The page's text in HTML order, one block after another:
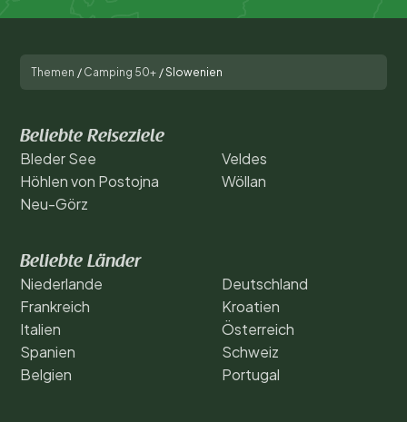
Themen / Camping 50+ /Slowenien
Beliebte Reiseziele
Bleder See
Höhlen von Postojna
Neu-Görz
Veldes
Wöllan
Beliebte Länder
Niederlande
Frankreich
Italien
Spanien
Belgien
Deutschland
Kroatien
Österreich
Schweiz
Portugal